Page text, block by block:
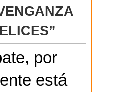
por
está